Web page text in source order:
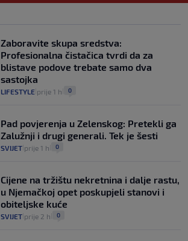
VIJESTI 1. kol. 1
se dogodilo ništa. Vlada se zaljubila u te
intervencije"
VIJESTI 30. srp. 25
Zaboravite skupa sredstva:
Profesionalna čistačica tvrdi da za
blistave podove trebate samo dva
sastojka
LIFESTYLE prije 1 h 0
Pad povjerenja u Zelenskog: Pretekli ga
Zalužnji i drugi generali. Tek je šesti
SVIJET prije 1 h 0
Cijene na tržištu nekretnina i dalje rastu,
u Njemačkoj opet poskupjeli stanovi i
obiteljske kuće
SVIJET prije 2 h 0